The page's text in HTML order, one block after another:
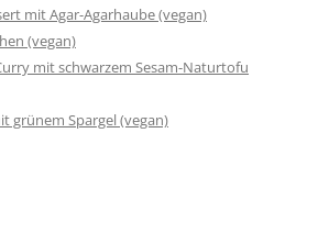
mit Agar-Agarhaube (vegan)
(vegan)
mit schwarzem Sesam-Naturtofu
grünem Spargel (vegan)